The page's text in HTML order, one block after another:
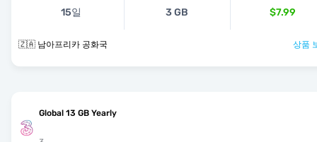
15일 3 GB $7.99
🇿🇦 남아프리카 공화국 상품
Global 13 GB Yearly